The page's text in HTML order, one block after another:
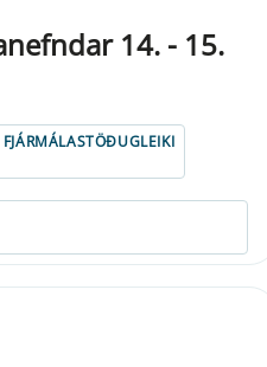
14. - 15.
FJÁRMÁLASTÖÐUGLEIKI